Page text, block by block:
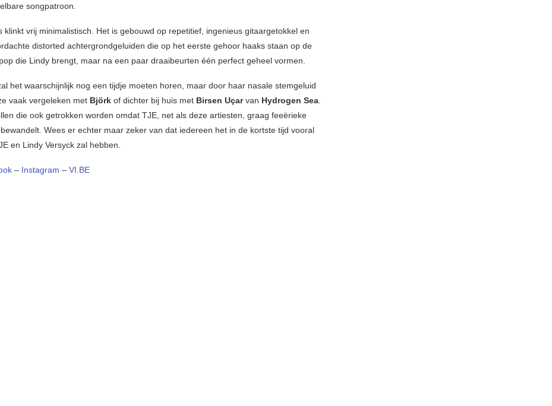
songpatroon.
klinkt vrij minimalistisch. Het is gebouwd op repetitief, ingenieus gitaargetokkel en
distorted achtergrondgeluiden die op het eerste gehoor haaks staan op de
die Lindy brengt, maar na een paar draaibeurten één perfect geheel vormen.
het waarschijnlijk nog een tijdje moeten horen, maar door haar nasale stemgeluid
vaak vergeleken met Björk of dichter bij huis met Birsen Uçarvan Hydrogen Sea
die ook getrokken worden omdat TJE, net als deze artiesten, graag feeërieke
Wees er echter maar zeker van dat iedereen het in de kortste tijd vooral
en Lindy Versyck zal hebben.
– Instagram – VI.BE